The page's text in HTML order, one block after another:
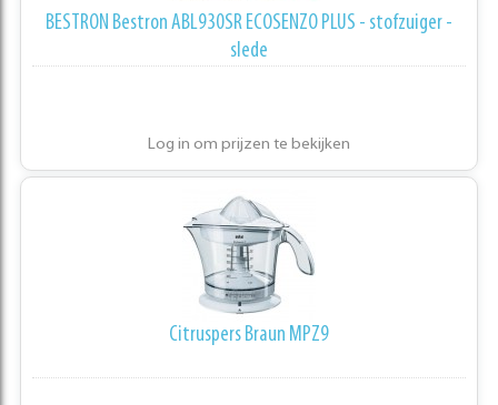
BESTRON Bestron ABL930SR ECOSENZO PLUS - stofzuiger -
slede
Log in om prijzen te bekijken
Citruspers Braun MPZ9